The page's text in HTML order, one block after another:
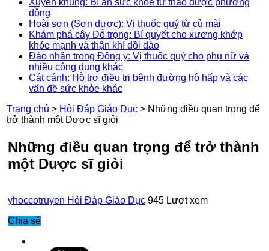
đông
Hoài sơn (Sơn dược): Vị thuốc quý từ củ mài
Khám phá cây Đỗ trọng: Bí quyết cho xương khớp
khỏe mạnh và thận khí dồi dào
Đào nhân trong Đông y: Vị thuốc quý cho phụ nữ và
nhiều công dụng khác
Cát cánh: Hỗ trợ điều trị bệnh đường hô hấp và các
vấn đề sức khỏe khác
Trang chủ > Hỏi Đáp Giáo Dục > Những điều quan trọng để
trở thành một Dược sĩ giỏi
Những điều quan trọng để trở thành
một Dược sĩ giỏi
yhoccotruyen Hỏi Đáp Giáo Dục 945 Lượt xem
Chia sẻ